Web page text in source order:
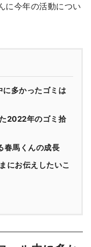
に今年の活動につい
多かったゴミは
2022年のゴミ拾
春馬くんの成長
にお伝えしたいこ